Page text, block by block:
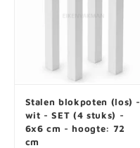
Stalen blokpoten (los) -
wit - SET (4 stuks) -
6x6 cm - hoogte: 72
cm